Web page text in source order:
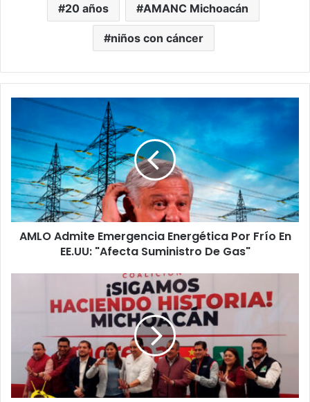
20 años AMANC Michoacán
niños con cáncer
AMLO
Emergencia
Energética
Por
Frío
En
EE.UU:
"Afecta
Suministro
AMLO Admite Emergencia Energética Por Frío En
EE.UU: "Afecta Suministro De Gas"
Encuestas
Definición
De
Candidatos